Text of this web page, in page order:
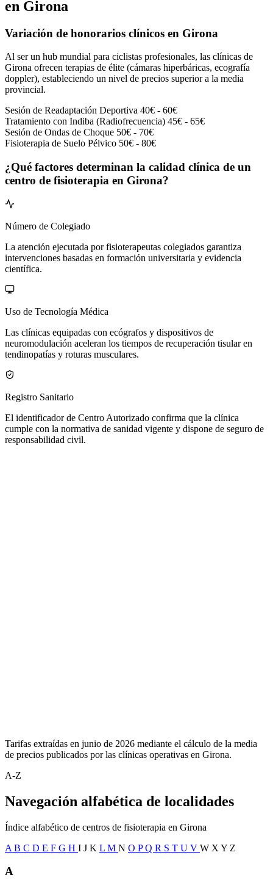
en Girona
Variación de honorarios clínicos en Girona
Al ser un hub mundial para ciclistas profesionales, las clínicas de
Girona ofrecen terapias de élite (cámaras hiperbáricas, ecografía
doppler), estableciendo un nivel de precios superior a la media
provincial.
Sesión de Readaptación Deportiva 40€ - 60€
Tratamiento con Indiba (Radiofrecuencia) 45€ - 65€
Sesión de Ondas de Choque 50€ - 70€
Fisioterapia de Suelo Pélvico 50€ - 80€
¿Qué factores determinan la calidad clínica de un
centro de fisioterapia en Girona?
Número de Colegiado
La atención ejecutada por fisioterapeutas colegiados garantiza
intervenciones basadas en formación universitaria y evidencia
científica.
Uso de Tecnología Médica
Las clínicas equipadas con ecógrafos y dispositivos de
neuromodulación aceleran los tiempos de recuperación tisular en
tendinopatías y roturas musculares.
Registro Sanitario
El identificador de Centro Autorizado confirma que la clínica
cumple con la normativa de sanidad vigente y dispone de seguro de
responsabilidad civil.
Tarifas extraídas en junio de 2026 mediante el cálculo de la media
de precios publicados por las clínicas operativas en Girona.
A-Z
Navegación alfabética de localidades
Índice alfabético de centros de fisioterapia en Girona
A B C D E F G H I J K L M N O PQ R S T U V W X Y Z
A